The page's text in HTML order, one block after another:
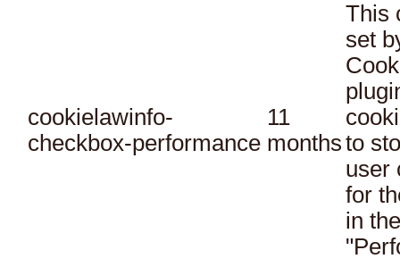
cookielawinfo-
checkbox-performance
11
months
This
set
to
user
for
in